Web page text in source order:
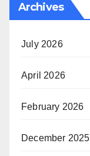
Archives
July 2026
April 2026
February 2026
December 2025